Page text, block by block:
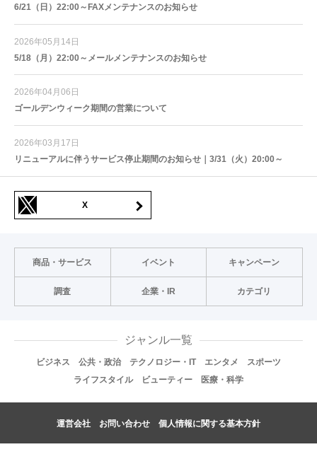
6/21（日）22:00～FAXメンテナンスのお知らせ
2026年05月14日
5/18（月）22:00～メールメンテナンスのお知らせ
2026年04月06日
ゴールデンウィーク期間の営業について
2026年03月17日
リニューアルに伴うサービス停止期間のお知らせ｜3/31（火）20:00～
X
商品・サービス イベント キャンペーン
調査 企業・IR カテゴリ
ジャンル一覧
ビジネス 公共・政治 テクノロジー・IT エンタメ
スポーツ
ライフスタイル
ビューティー 医療・科学
運営会社 お問い合わせ 個人情報に関する基本方針